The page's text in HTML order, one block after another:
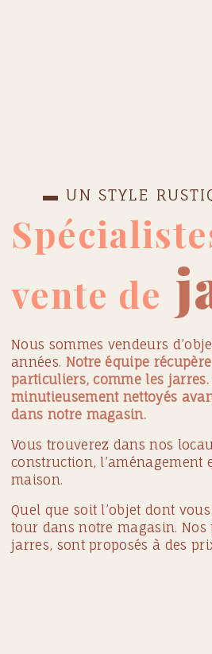
▬ UN STYLE
vente de
Nous sommes vendeurs
années. Notre équipe
particuliers, comme les jarres.
minutieusement nettoyés
dans notre magasin.
Vous trouverez dans nos
construction, l’aménagement
maison.
Quel que soit l’objet dont
tour dans notre magasin.
jarres, sont proposés à des